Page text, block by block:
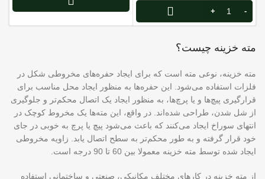
مته خزینه چیست؟
مته خزینه، نوعی مته است که برای ایجاد حفره‌های مخروطی شکل در
فلزات استفاده می‌شود. این حفره‌ها به منظور ایجاد محل مناسب برای
قرارگیری پیچ‌ها و یا پرچ‌ها، به منظور ایجاد یک اتصال محکم‌تر و جلوگیری
از شل شدن، طراحی شده‌اند. در واقع، این مته‌ها یک مخروط کوچک در
انتهای سوراخ ایجاد می‌کنند که باعث می‌شود پیچ یا پرچ به خوبی در جای
خود قرار گرفته و به طور محکم‌تر به سطح اتصال یابد. زاویه مخروطی
ایجاد شده توسط مته خزینه معمولا بین 60 تا 90 درجه است.
از مته خزینه در کارهای مختلف مکانیکی، صنعتی و ساختمانی استفاده